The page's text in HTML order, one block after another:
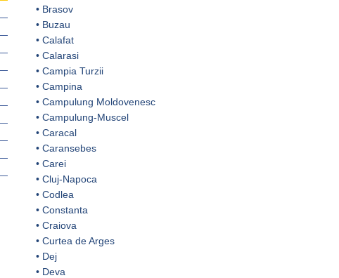
• Brasov
• Buzau
• Calafat
• Calarasi
• Campia Turzii
• Campina
• Campulung Moldovenesc
• Campulung-Muscel
• Caracal
• Caransebes
• Carei
• Cluj-Napoca
• Codlea
• Constanta
• Craiova
• Curtea de Arges
• Dej
• Deva